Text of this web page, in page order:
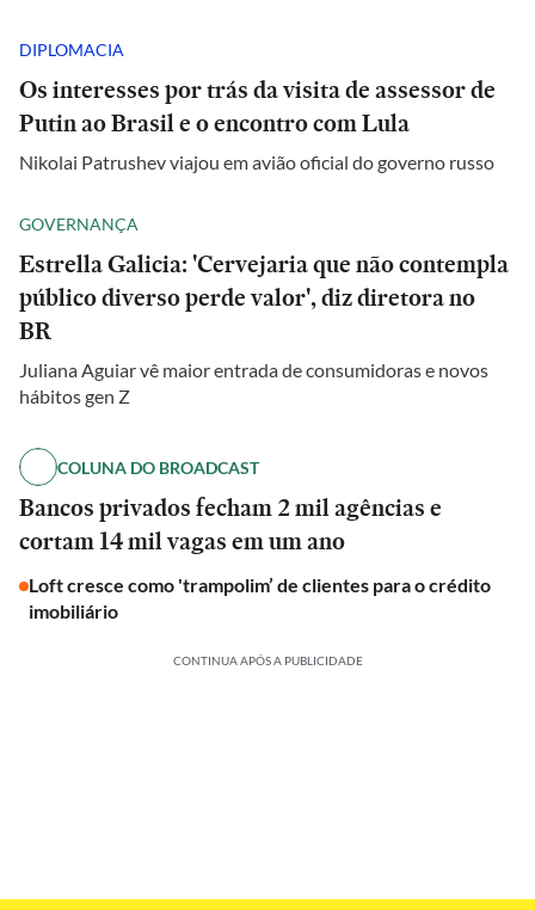
DIPLOMACIA
Os interesses por trás da visita de assessor de
Putin ao Brasil e o encontro com Lula
Nikolai Patrushev viajou em avião oficial do governo russo
GOVERNANÇA
Estrella Galicia: 'Cervejaria que não contempla
público diverso perde valor', diz diretora no
BR
Juliana Aguiar vê maior entrada de consumidoras e novos
hábitos gen Z
COLUNA DO BROADCAST
Bancos privados fecham 2 mil agências e
cortam 14 mil vagas em um ano
Loft cresce como 'trampolim’ de clientes para o crédito
imobiliário
CONTINUA APÓS A PUBLICIDADE